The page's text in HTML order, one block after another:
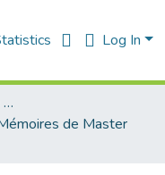
Log In
Faculté des sciences et de la technologie
de Master